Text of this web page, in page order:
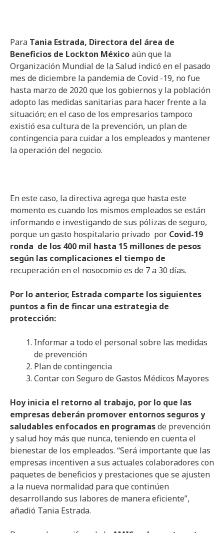
Para Tania Estrada, Directora del área de
Beneficios de Lockton Méxicoaún que la
Organización Mundial de la Salud indicó en el pasado
mes de diciembre la pandemia de Covid -19, no fue
hasta marzo de 2020 que los gobiernos y la población
adopto las medidas sanitarias para hacer frente a la
situación; en el caso de los empresarios tampoco
existió esa cultura de la prevención, un plan de
contingencia para cuidar a los empleados y mantener
la operación del negocio.
En este caso, la directiva agrega que hasta este
momento es cuando los mismos empleados se están
informando e investigando de sus pólizas de seguro,
porque un gasto hospitalario privado por Covid-19
ronda de los 400 mil hasta 15 millones de pesos
según las complicaciones el tiempo de
recuperación en el nosocomio es de 7 a 30 días.
Por lo anterior, Estrada comparte los siguientes
puntos a fin de fincar una estrategia de
protección:
Informar a todo el personal sobre las medidas
de prevención
Plan de contingencia
Contar con Seguro de Gastos Médicos Mayores
Hoy inicia el retorno al trabajo, por lo que las
empresas deberán promover entornos seguros y
saludables enfocados en programasde prevención
y salud hoy más que nunca, teniendo en cuenta el
bienestar de los empleados. “Será importante que las
empresas incentiven a sus actuales colaboradores con
paquetes de beneficios y prestaciones que se ajusten
a la nueva normalidad para que continúen
desarrollando sus labores de manera eficiente”,
añadió Tania Estrada.